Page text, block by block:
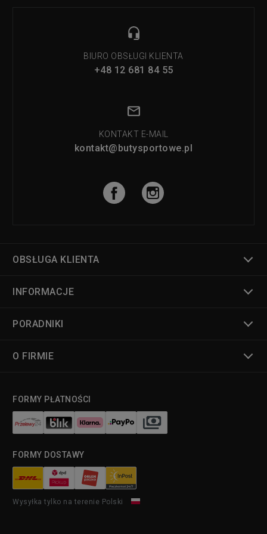
BIURO OBSŁUGI KLIENTA
+48 12 681 84 55
KONTAKT E-MAIL
kontakt@butysportowe.pl
OBSŁUGA KLIENTA
INFORMACJE
PORADNIKI
O FIRMIE
FORMY PŁATNOŚCI
FORMY DOSTAWY
Wysyłka tylko na terenie Polski